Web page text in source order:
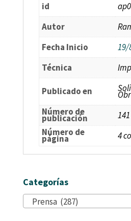
id
Autor
Fecha Inicio
19/
Técnica
Publicado en
Número de
publicación
141
Número de
página 4
Categorías
Prensa (287)